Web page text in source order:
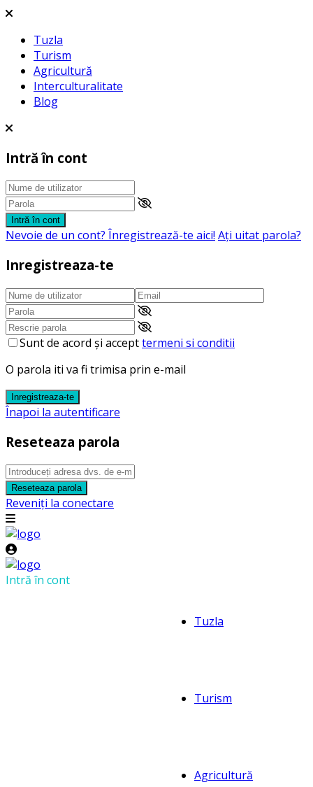
Tuzla
Turism
Agricultură
Interculturalitate
Blog
Intră în cont
Intră în cont
Nevoie de un cont? Înregistrează-te aici! Aţi uitat parola?
Inregistreaza-te
Sunt de acord și accepttermeni si conditii
O parola iti va fi trimisa prin e-mail
Inregistreaza-te
Înapoi la autentificare
Reseteaza parola
Reseteaza parola
Reveniți la conectare
Intră în cont
Tuzla
Turism
Agricultură